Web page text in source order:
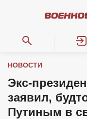
НОВОСТИ
Экс-
заявил,
Путиным в